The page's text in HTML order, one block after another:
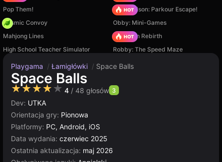
Pop Them!
Barry Prison: Parkour Escape!
Cosmic Convoy
Obby: Mini-Games
Mahjong Lines
Stickman Rebirth
High School Teacher Simulator
Robby: The Speed Maze
Playgama / Łamigłówki / Space Balls
Space Balls
★★★★★ 4 / 48 głosów 3
Dev: UTKA
Orientacja gry: Pionowa
Platformy: PC, Android, iOS
Data wydania: czerwiec 2025
Ostatnia aktualizacja: maj 2026